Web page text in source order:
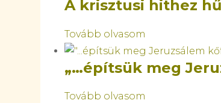
A krisztusi hithez
Tovább olvasom
„…építsük meg
Tovább olvasom